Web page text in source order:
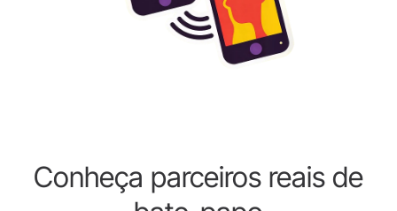
Conheça parceiros reais de